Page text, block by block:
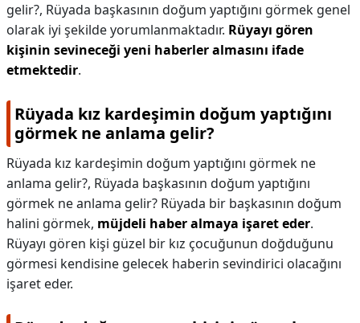
gelir?, Rüyada başkasının doğum yaptığını görmek genel
olarak iyi şekilde yorumlanmaktadır. Rüyayı gören
kişinin sevineceği yeni haberler almasını ifade
etmektedir.
Rüyada kız kardeşimin doğum yaptığını
görmek ne anlama gelir?
Rüyada kız kardeşimin doğum yaptığını görmek ne
anlama gelir?, Rüyada başkasının doğum yaptığını
görmek ne anlama gelir? Rüyada bir başkasının doğum
halini görmek, müjdeli haber almaya işaret eder.
Rüyayı gören kişi güzel bir kız çocuğunun doğduğunu
görmesi kendisine gelecek haberin sevindirici olacağını
işaret eder.